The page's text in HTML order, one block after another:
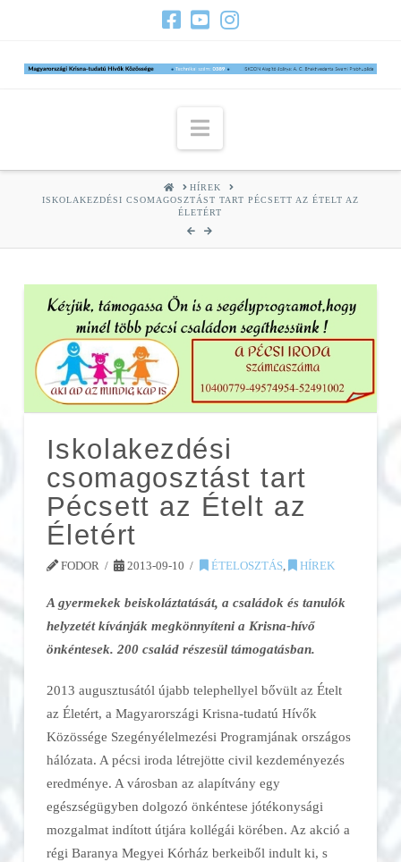
Navigation
HOMEHÍREK
ISKOLAKEZDÉSI CSOMAGOSZTÁST TART PÉCSETT AZ ÉTELT AZ
ÉLETÉRT
Iskolakezdési
csomagosztást tart
Pécsett az Ételt az
Életért
FODOR 2013-09-10 ÉTELOSZTÁS, HÍREK
A gyermekek beiskoláztatását, a családok és tanulók
helyzetét kívánják megkönnyíteni a Krisna-hívő
önkéntesek. 200 család részesül támogatásban.
2013 augusztusától újabb telephellyel bővült az Ételt
az Életért, a Magyarországi Krisna-tudatú Hívők
Közössége Szegényélelmezési Programjának országos
hálózata. A pécsi iroda létrejötte civil kezdeményezés
eredménye. A városban az alapítvány egy
egészségügyben dolgozó önkéntese jótékonysági
mozgalmat indított útjára kollégái körében. Az akció a
régi Baranya Megyei Kórház berkeiből indult ki, s